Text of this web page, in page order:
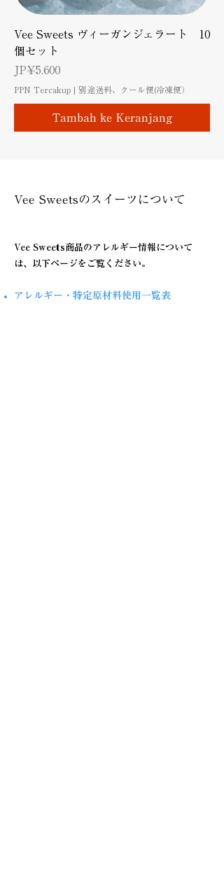
Vee Sweets ヴィーガンジェラート 10
個セット
Harga
JP¥5.600
PPN Tercakup | 別途送料、クール便(冷凍便）
Tambah ke Keranjang
Vee Sweetsのスイーツについて
Vee Sweets商品のアレルギー情報について
は、以下ページをご覧ください。
アレルギー・特定原材料使用一覧表